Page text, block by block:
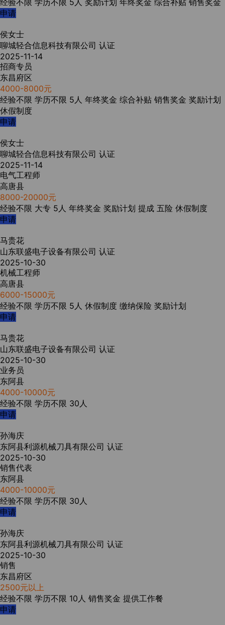
经验不限 学历不限 5人 奖励计划 年终奖金 综合补贴 销售奖金
申请
侯女士
聊城轻合信息科技有限公司 认证
2025-11-14
招商专员
东昌府区
4000-8000元
经验不限 学历不限 5人 年终奖金 综合补贴 销售奖金 奖励计划
休假制度
申请
侯女士
聊城轻合信息科技有限公司 认证
2025-11-14
电气工程师
高唐县
8000-20000元
经验不限 大专 5人 年终奖金 奖励计划 提成 五险 休假制度
申请
马贵花
山东联盛电子设备有限公司 认证
2025-10-30
机械工程师
高唐县
6000-15000元
经验不限 学历不限 5人 休假制度 缴纳保险 奖励计划
申请
马贵花
山东联盛电子设备有限公司 认证
2025-10-30
业务员
东阿县
4000-10000元
经验不限 学历不限 30人
申请
孙海庆
东阿县利源机械刀具有限公司 认证
2025-10-30
销售代表
东阿县
4000-10000元
经验不限 学历不限 30人
申请
孙海庆
东阿县利源机械刀具有限公司 认证
2025-10-30
销售
东昌府区
2500元以上
经验不限 学历不限 10人 销售奖金 提供工作餐
申请